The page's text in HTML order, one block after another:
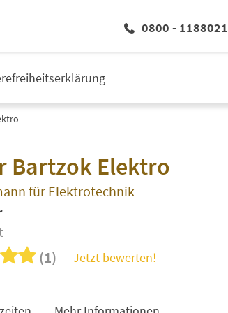
0800 - 1188021
Bartzok Elektro
für Elektrotechnik
(1) Jetzt bewerten!